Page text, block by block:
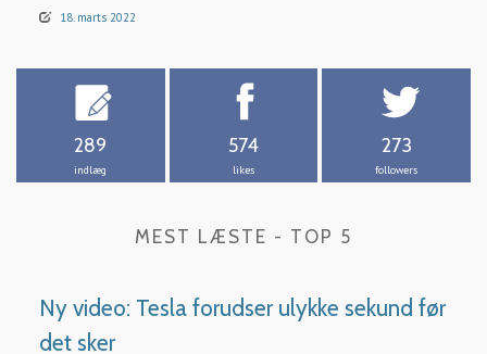
18. marts 2022
289
indlæg
574
likes
273
followers
MEST LÆSTE - TOP 5
Ny video: Tesla forudser ulykke sekund før
det sker